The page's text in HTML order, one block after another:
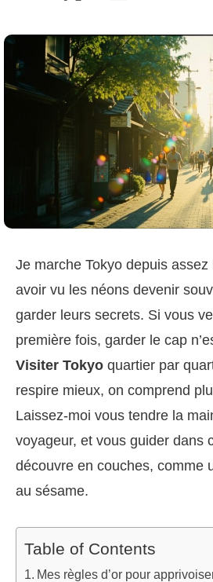
Je marche Tokyo depuis
avoir vu les néons devenir
garder leurs secrets. Si vous
première fois, garder le cap
Visiter Tokyo quartier par
respire mieux, on comprend
Laissez-moi vous tendre la
voyageur, et vous guider dans
découvre en couches, comme
au sésame.
Table of Contents
Mes règles d’or pour